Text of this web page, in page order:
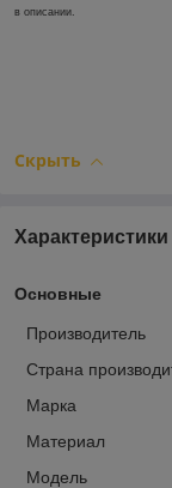
в описании.
Скрыть
Характеристики
Основные
Производитель
Страна
Марка
Материал
Модель